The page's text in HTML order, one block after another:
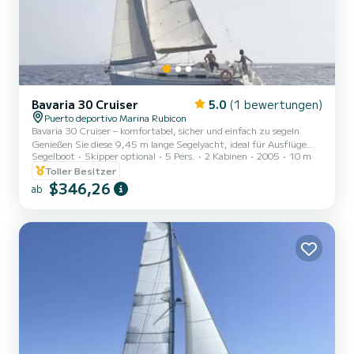
Bavaria 30 Cruiser 5.0 (1 bewertungen)
Puerto deportivo Marina Rubicon
Bavaria 30 Cruiser – komfortabel, sicher und einfach zu segeln
Genießen Sie diese 9,45 m lange Segelyacht, ideal für Ausflüge
mit Familie oder Freunden. Mit 2 Doppelkabinen, einem
umwandelbaren Salon und einem Bad bietet sie Platz für bis zu 5
Personen in absolutem Komfort. Ausgestattet mit einem Volvo-
Penta-Motor, einer komplett ausgestatteten Küche, einem
Tiefgang (1,40 m) macht sie perfekt zum Ankern in Buchten. Ein
Segelboot Skipper optional 5 Pers. 2 Kabinen 2005
10 m
Toller Besitzer
ab $346,26